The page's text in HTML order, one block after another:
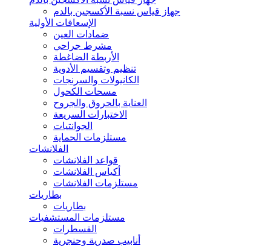
جهاز قياس نسبة الأكسجين بالدم
الإسعافات الأولية
ضمادات العين
مشرط جراحي
الأربطة الضاغطة
تنظيم وتقسيم الأدوية
الكانيولات والسرنجات
مسحات الكحول
العناية بالحروق والجروح
الاختبارات السريعة
الجوانتيات
مستلزمات الحماية
الفلانشات
قواعد الفلانشات
أكياس الفلانشات
مستلزمات الفلانشات
بطاريات
بطاريات
مستلزمات المستشفيات
القسطرات
أنابيب صدرية وحنجرية